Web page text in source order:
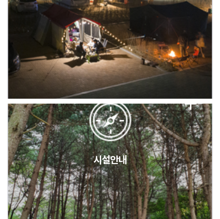
캠핑장(9월1일~6일) 미운영 공지
[6/1]전산시스템 점검 및 안정화에 따른 서비스 이용 제한 안내
시설안내